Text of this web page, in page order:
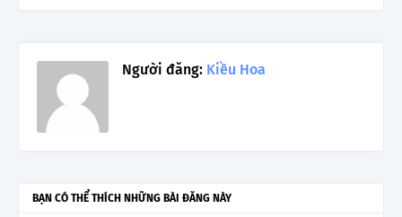
Người đăng: Kiều Hoa
BẠN CÓ THỂ THÍCH NHỮNG BÀI ĐĂNG NÀY